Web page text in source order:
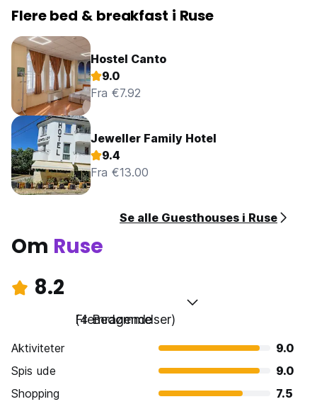
Flere bed & breakfast i Ruse
Hostel Canto
9.0
Fra €7.92
Jeweller Family Hotel
9.4
Fra €13.00
Se alle Guesthouses i Ruse
Om Ruse
8.2
Fremragende
(4 Bedømmelser)
Aktiviteter
9.0
Spis ude
9.0
Shopping
7.5